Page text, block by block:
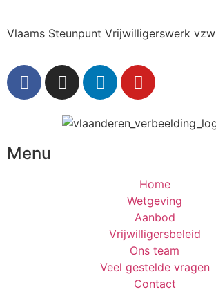
Vlaams Steunpunt Vrijwilligerswerk vzw
Menu
Home
Wetgeving
Aanbod
Vrijwilligersbeleid
Ons team
Veel gestelde vragen
Contact